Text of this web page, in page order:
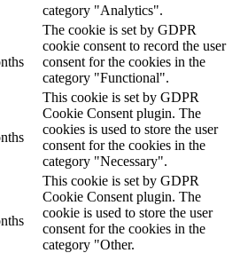
category "Analytics".
The cookie is set by GDPR
cookie consent to record the user
consent for the cookies in the
category "Functional".
This cookie is set by GDPR
Cookie Consent plugin. The
cookies is used to store the user
consent for the cookies in the
category "Necessary".
This cookie is set by GDPR
Cookie Consent plugin. The
cookie is used to store the user
consent for the cookies in the
category "Other.